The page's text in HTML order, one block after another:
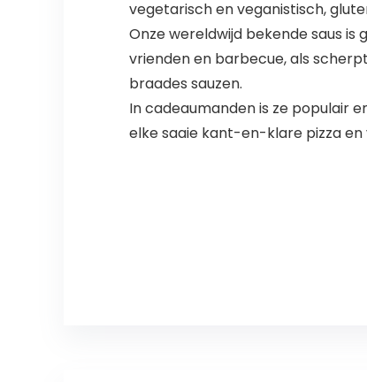
vegetarisch en veganistisch,
Onze wereldwijd bekende saus
vrienden en barbecue, als
braades sauzen.
In cadeaumanden is ze populair
elke saaie kant-en-klare pizza en